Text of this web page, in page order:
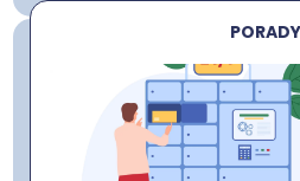
PORADY